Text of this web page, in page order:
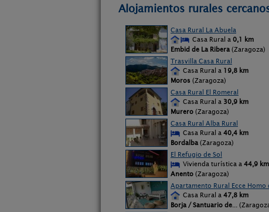
Alojamientos rurales
Casa Rural La Abuela
Casa Rural a 0,1 km
Embid de La Ribera (Zaragoza)
Trasvilla Casa Rural
Casa Rural a 19,8 km
Moros (Zaragoza)
Casa Rural El Romeral
Casa Rural a 30,9 km
Murero (Zaragoza)
Casa Rural Alba Rural
Casa Rural a 40,4 km
Bordalba (Zaragoza)
El Refugio de Sol
Vivienda turística a 44,9 km
Anento (Zaragoza)
Apartamento Rural Ecce Homo
Casa Rural a 47,8 km
Borja / Santuario de...